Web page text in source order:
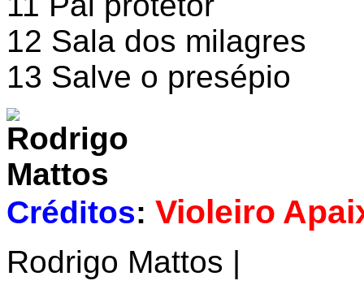
12 Sala dos milagres
13 Salve o presépio
Créditos: Violeiro
Rodrigo Mattos |